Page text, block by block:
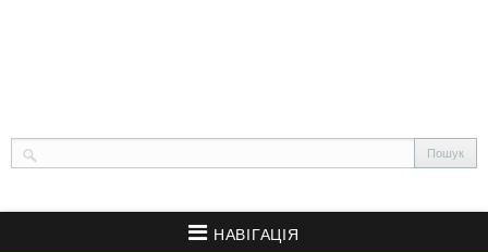
НАВІГАЦІЯ